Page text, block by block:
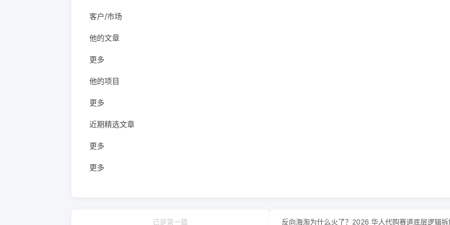
客户/市场
他的文章
更多
他的项目
更多
近期精选文章
更多
更多
已是第一篇 反向海淘为什么火了？2026 华人代购赛道底层逻辑拆